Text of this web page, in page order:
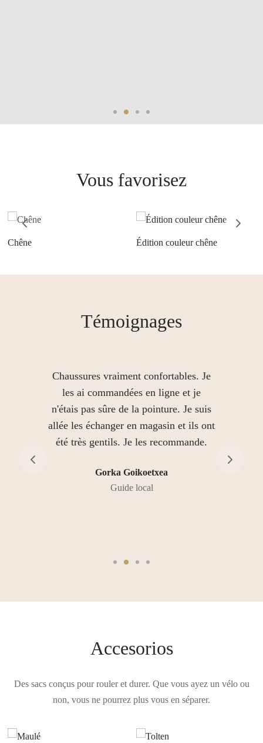
Suscríbete y gana
Te contactaremos sólo para
Vous favorisez
Chêne Édition couleur chêne
Témoignages
Chaussures vraiment confortables. Je
les ai commandées en ligne et je
n'étais pas sûre de la pointure. Je suis
allée les échanger en magasin et ils ont
été très gentils. Je les recommande.
Gorka Goikoetxea
Guide local
Accesorios
Des sacs conçus pour rouler et durer. Que vous ayez un vélo ou
non, vous ne pourrez plus vous en séparer.